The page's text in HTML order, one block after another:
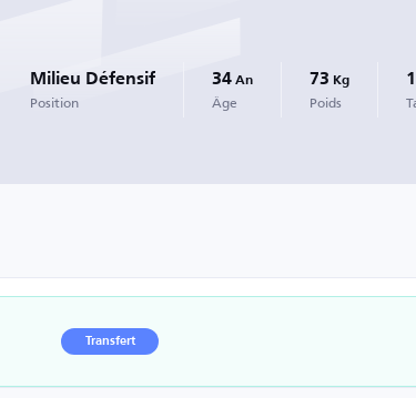
Milieu Défensif
Position
34 An
Âge
73 Kg
Poids
Transfert